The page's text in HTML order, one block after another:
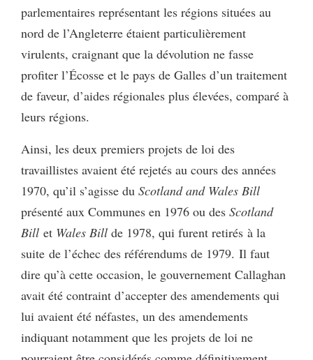
parlementaires représentant les régions situées au
nord de l’Angleterre étaient particulièrement
virulents, craignant que la dévolution ne fasse
profiter l’Écosse et le pays de Galles d’un traitement
de faveur, d’aides régionales plus élevées, comparé à
leurs régions.
Ainsi, les deux premiers projets de loi des
travaillistes avaient été rejetés au cours des années
1970, qu’il s’agisse du Scotland and Wales Bill
présenté aux Communes en 1976 ou des Scotland
Bill et Wales Bill de 1978, qui furent retirés à la
suite de l’échec des référendums de 1979. Il faut
dire qu’à cette occasion, le gouvernement Callaghan
avait été contraint d’accepter des amendements qui
lui avaient été néfastes, un des amendements
indiquant notamment que les projets de loi ne